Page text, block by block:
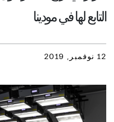
التابع لها في مودينا
12 نوفمبر, 2019